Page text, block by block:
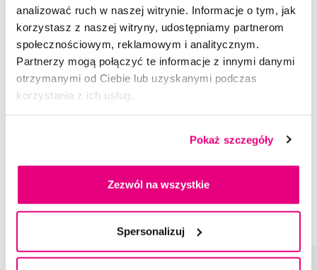
analizować ruch w naszej witrynie. Informacje o tym, jak
korzystasz z naszej witryny, udostępniamy partnerom
społecznościowym, reklamowym i analitycznym.
Partnerzy mogą połączyć te informacje z innymi danymi
otrzymanymi od Ciebie lub uzyskanymi podczas
korzystania z ich usług.
Pokaż szczegóły
Zezwól na wszystkie
Spersonalizuj
Dla dzieci w wieku 0-2 lata.
Ocena
Rekomendowane produkty